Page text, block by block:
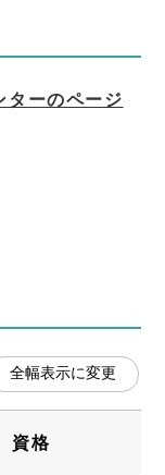
ターのページ
全幅表示に変更
資格